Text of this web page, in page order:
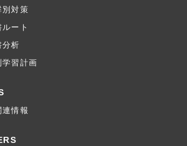
別対策
ート
分析
学習計画
情報